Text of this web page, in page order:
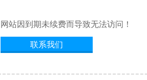
网站因到期未续费而导致无法访问！
联系我们